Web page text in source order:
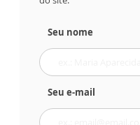
Seu nome
Seu e-mail